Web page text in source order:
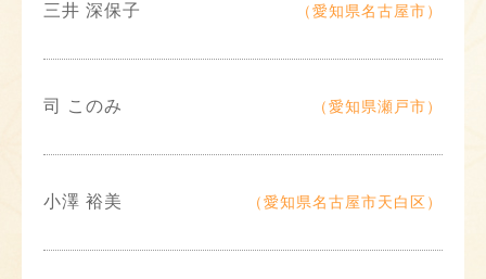
三井 深保子 （愛知県名古屋市）
司 このみ （愛知県瀬戸市）
小澤 裕美 （愛知県名古屋市天白区）